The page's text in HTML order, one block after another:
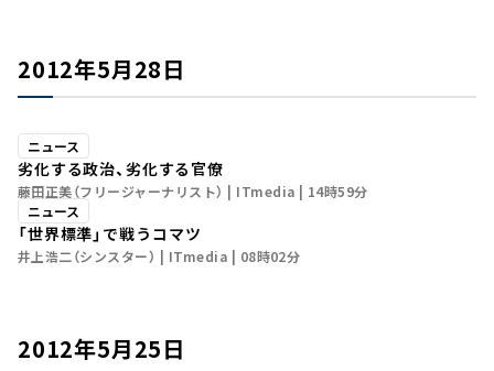
2012年5月28日
ニュース
劣化する政治、劣化する官僚
藤田正美（フリージャーナリスト） ITmedia
14時59分
ニュース
「世界標準」で戦う――コマツ
井上浩二（シンスター） ITmedia 08時02分
2012年5月25日